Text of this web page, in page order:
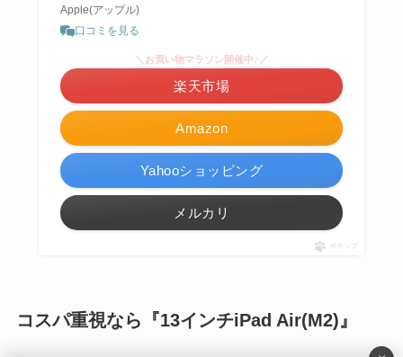
Apple(アップル)
口コミを見る
Amazon
＼お買い物マラソン開催中♪／
楽天市場
Yahooショッピング
メルカリ
ポチップ
コスパ重視なら『13インチiPad Air(M2)』